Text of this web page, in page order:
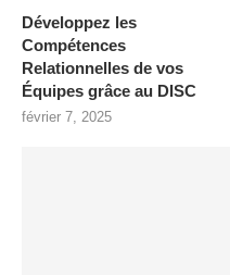
Développez les
Compétences
Relationnelles de vos
Équipes grâce au DISC
février 7, 2025